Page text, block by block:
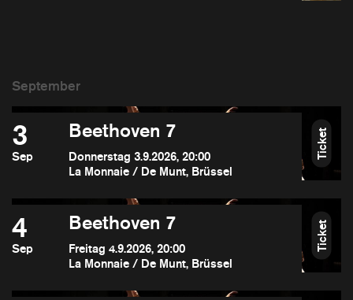
3
Sep
Beethoven 7
Donnerstag 3.9.2026, 20:00
La Monnaie / De Munt, Brüssel
Ticket
4
Sep
Beethoven 7
Freitag 4.9.2026, 20:00
La Monnaie / De Munt, Brüssel
Ticket